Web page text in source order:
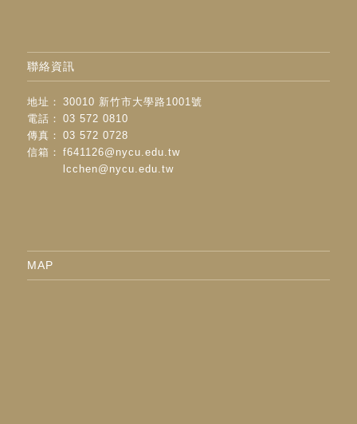
聯絡資訊
地址：
30010 新竹市大學路1001號
電話：
03 572 0810
傳真：
03 572 0728
信箱：
f641126@nycu.edu.tw
lcchen@nycu.edu.tw
MAP